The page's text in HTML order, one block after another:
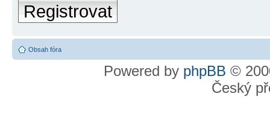
Registrovat
Obsah fóra
Powered by phpBB ©
Český